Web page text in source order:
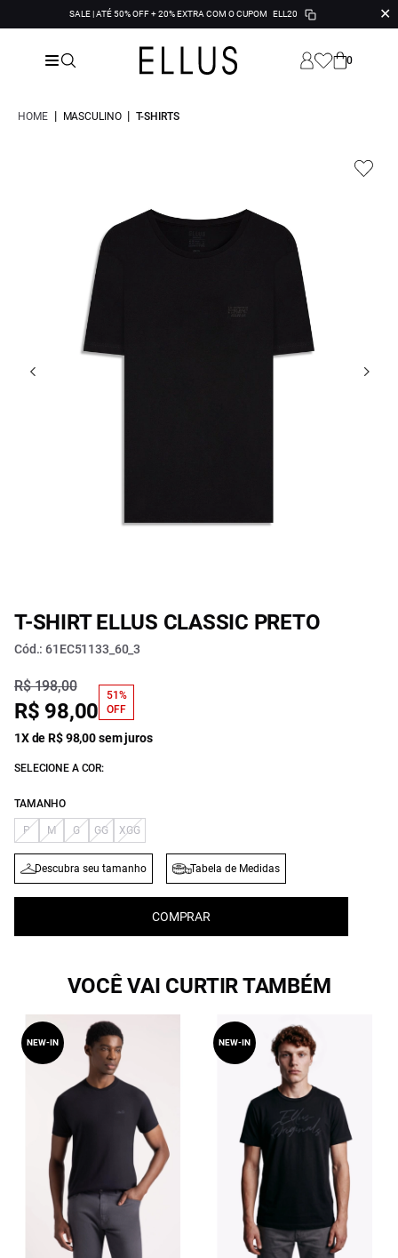
SALE | ATÉ 50% OFF + 20% EXTRA COM O CUPOM ELL20 ✕
0
HOME | MASCULINO | T-SHIRTS
T-SHIRT ELLUS CLASSIC PRETO
Cód.: 61EC51133_60_3
R$ 198,00
R$ 98,00
51%
OFF
1X de R$ 98,00 sem juros
SELECIONE A COR:
TAMANHO
P M G GG XGG
Descubra seu tamanho Tabela de Medidas
COMPRAR
VOCÊ VAI CURTIR TAMBÉM
NEW-IN NEW-IN